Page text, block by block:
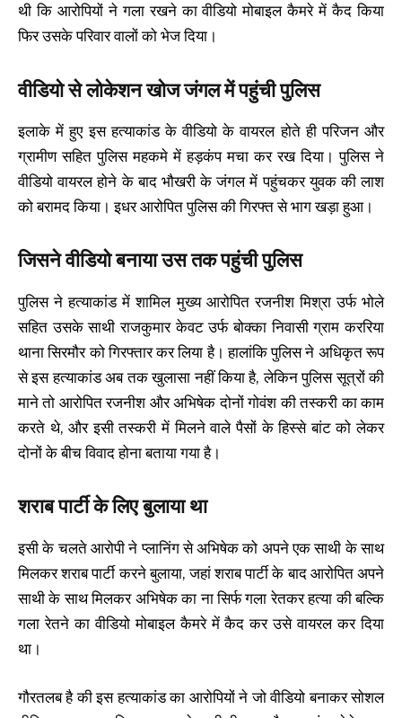
थी कि आरोपियों ने गला रखने का वीडियो मोबाइल कैमरे में कैद किया
फिर उसके परिवार वालों को भेज दिया।
वीडियो से लोकेशन खोज जंगल में पहुंची पुलिस
इलाके में हुए इस हत्याकांड के वीडियो के वायरल होते ही परिजन और
ग्रामीण सहित पुलिस महकमे में हड़कंप मचा कर रख दिया। पुलिस ने
वीडियो वायरल होने के बाद भौखरी के जंगल में पहुंचकर युवक की लाश
को बरामद किया। इधर आरोपित पुलिस की गिरफ्त से भाग खड़ा हुआ।
जिसने वीडियो बनाया उस तक पहुंची पुलिस
पुलिस ने हत्याकांड में शामिल मुख्य आरोपित रजनीश मिश्रा उर्फ भोले
सहित उसके साथी राजकुमार केवट उर्फ बोक्का निवासी ग्राम कररिया
थाना सिरमौर को गिरफ्तार कर लिया है। हालांकि पुलिस ने अधिकृत रूप
से इस हत्याकांड अब तक खुलासा नहीं किया है, लेकिन पुलिस सूत्रों की
माने तो आरोपित रजनीश और अभिषेक दोनों गोवंश की तस्करी का काम
करते थे, और इसी तस्करी में मिलने वाले पैसों के हिस्से बांट को लेकर
दोनों के बीच विवाद होना बताया गया है।
शराब पार्टी के लिए बुलाया था
इसी के चलते आरोपी ने प्लानिंग से अभिषेक को अपने एक साथी के साथ
मिलकर शराब पार्टी करने बुलाया, जहां शराब पार्टी के बाद आरोपित अपने
साथी के साथ मिलकर अभिषेक का ना सिर्फ गला रेतकर हत्या की बल्कि
गला रेतने का वीडियो मोबाइल कैमरे में कैद कर उसे वायरल कर दिया
था।
गौरतलब है की इस हत्याकांड का आरोपियों ने जो वीडियो बनाकर सोशल